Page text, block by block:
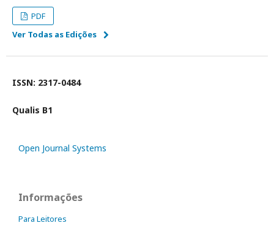
PDF
Ver Todas as Edições
ISSN: 2317-0484
Qualis B1
Open Journal Systems
Informações
Para Leitores